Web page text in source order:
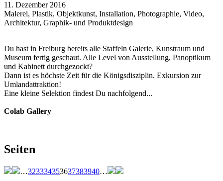
11. Dezember 2016
Malerei, Plastik, Objektkunst, Installation, Photographie, Video,
Architektur, Graphik- und Produktdesign
Du hast in Freiburg bereits alle Staffeln Galerie, Kunstraum und
Museum fertig geschaut. Alle Level von Ausstellung, Panoptikum
und Kabinett durchgezockt?
Dann ist es höchste Zeit für die Königsdisziplin. Exkursion zur
Umlandattraktion!
Eine kleine Selektion findest Du nachfolgend...
Colab Gallery
Seiten
…323334353637383940…